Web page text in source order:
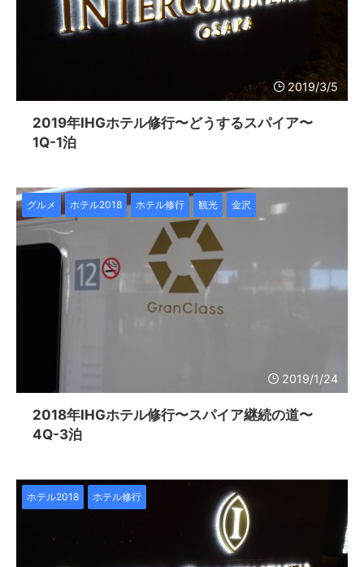
2019/3/5
2019年IHGホテル修行〜どうするスパイア〜
1Q-1泊
2019/1/24
グルメ ホテル2018 ホテル修行 観光 金沢
2018年IHGホテル修行〜スパイア継続の道〜
4Q-3泊
ホテル2018 ホテル修行